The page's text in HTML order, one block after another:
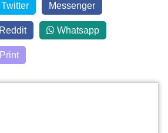
Twitter Messenger
Reddit Whatsapp
Print